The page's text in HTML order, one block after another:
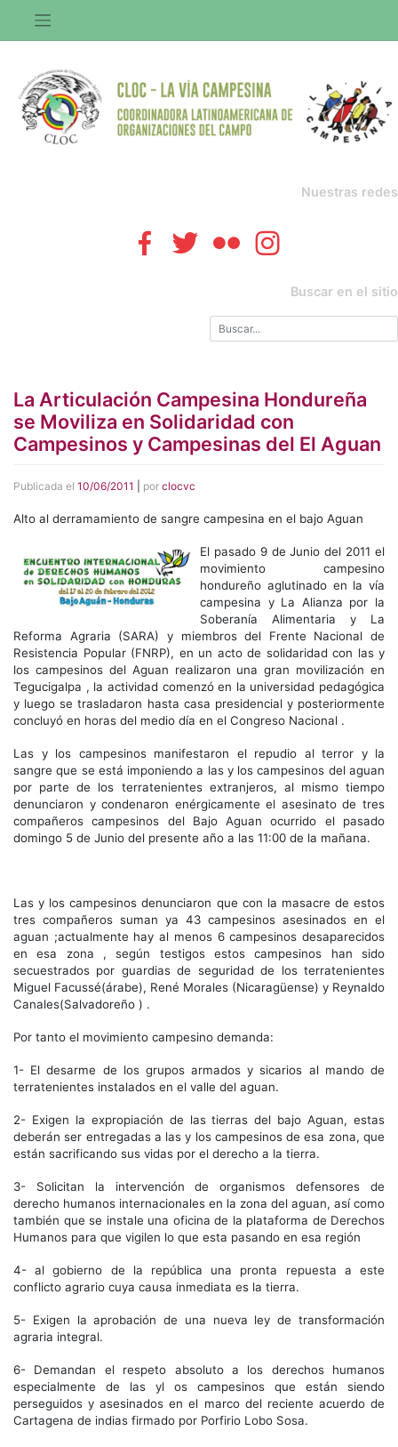
contenido
Nuestras redes
Buscar en el sitio
La Articulación Campesina Hondureña
se Moviliza en Solidaridad con
Campesinos y Campesinas del El Aguan
Publicada el 10/06/2011 por clocvc
Alto al derramamiento de sangre campesina en el bajo Aguan
El pasado 9 de Junio del 2011 el
movimiento campesino
hondureño aglutinado en la vía
campesina y La Alianza por la
Soberanía Alimentaria y La
Reforma Agraria (SARA) y miembros del Frente Nacional de
Resistencia Popular (FNRP), en un acto de solidaridad con las y
los campesinos del Aguan realizaron una gran movilización en
Tegucigalpa , la actividad comenzó en la universidad pedagógica
y luego se trasladaron hasta casa presidencial y posteriormente
concluyó en horas del medio día en el Congreso Nacional .
Las y los campesinos manifestaron el repudio al terror y la
sangre que se está imponiendo a las y los campesinos del aguan
por parte de los terratenientes extranjeros, al mismo tiempo
denunciaron y condenaron enérgicamente el asesinato de tres
compañeros campesinos del Bajo Aguan ocurrido el pasado
domingo 5 de Junio del presente año a las 11:00 de la mañana.
Las y los campesinos denunciaron que con la masacre de estos
tres compañeros suman ya 43 campesinos asesinados en el
aguan ;actualmente hay al menos 6 campesinos desaparecidos
en esa zona , según testigos estos campesinos han sido
secuestrados por guardias de seguridad de los terratenientes
Miguel Facussé(árabe), René Morales (Nicaragüense) y Reynaldo
Canales(Salvadoreño ) .
Por tanto el movimiento campesino demanda:
1- El desarme de los grupos armados y sicarios al mando de
terratenientes instalados en el valle del aguan.
2- Exigen la expropiación de las tierras del bajo Aguan, estas
deberán ser entregadas a las y los campesinos de esa zona, que
están sacrificando sus vidas por el derecho a la tierra.
3- Solicitan la intervención de organismos defensores de
derecho humanos internacionales en la zona del aguan, así como
también que se instale una oficina de la plataforma de Derechos
Humanos para que vigilen lo que esta pasando en esa región
4- al gobierno de la república una pronta repuesta a este
conflicto agrario cuya causa inmediata es la tierra.
5- Exigen la aprobación de una nueva ley de transformación
agraria integral.
6- Demandan el respeto absoluto a los derechos humanos
especialmente de las yl os campesinos que están siendo
perseguidos y asesinados en el marco del reciente acuerdo de
Cartagena de indias firmado por Porfirio Lobo Sosa.